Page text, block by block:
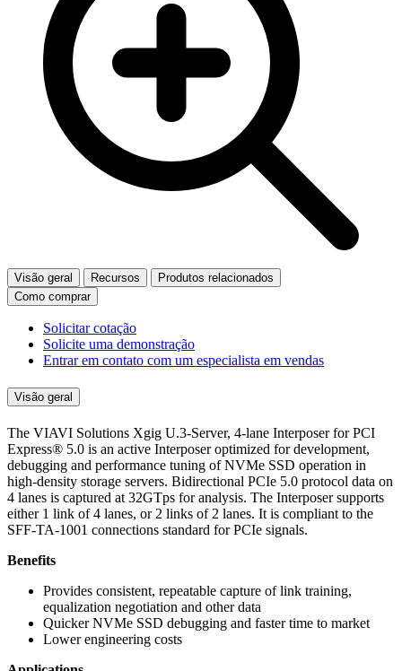
Visão geral Recursos
Produtos relacionados
Como comprar
Solicitar cotação
Solicite uma demonstração
Entrar em contato com um especialista em vendas
Visão geral
The VIAVI Solutions Xgig U.3-Server, 4-lane Interposer for PCI
Express® 5.0 is an active Interposer optimized for development,
debugging and performance tuning of NVMe SSD operation in
high-density storage servers. Bidirectional PCIe 5.0 protocol data on
4 lanes is captured at 32GTps for analysis. The Interposer supports
either 1 link of 4 lanes, or 2 links of 2 lanes. It is compliant to the
SFF-TA-1001 connections standard for PCIe signals.
Benefits
Provides consistent, repeatable capture of link training,
equalization negotiation and other data
Quicker NVMe SSD debugging and faster time to market
Lower engineering costs